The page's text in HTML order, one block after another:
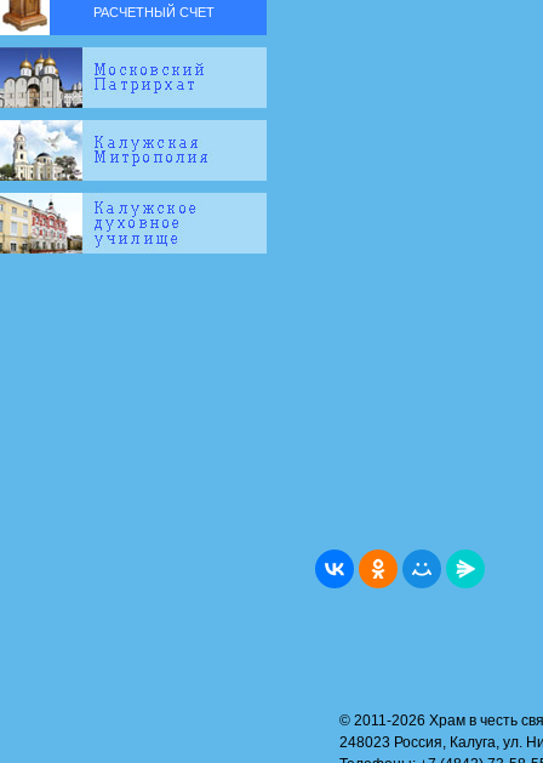
РАСЧЕТНЫЙ СЧЕТ
© 2011-2026 Храм в честь
248023 Россия, Калуга, ул.